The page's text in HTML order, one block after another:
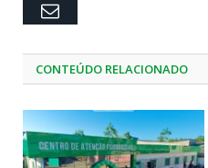
Email
CONTEÚDO RELACIONADO